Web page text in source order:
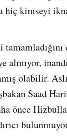
hiç kimseyi
olabilir.
Saad
önce